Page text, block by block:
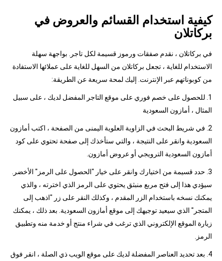
كيفية استخدام القسائم والعروض في
بركاتلان
في بركاتلان ، نقدم صفقات ورموز قسيمة لكل تاجر. بواجهة سهلة
الاستخدام للغاية ، تجعل بركاتلان من السهل للغاية على عملائها الاستفادة
من كوبوناتهم عبر الإنترنت. إليك لمحة سريعة عن الطريقة:
1. للحصول على خصم فوري على موقع التاجر المفضل لديك ، على سبيل
المثال ، أمازون السعودية
2. في شريط البحث في الزاوية العلوية اليمنى من الصفحة ، اكتب أمازون
السعودية وانقر على النتيجة ، والتي ستأخذك إلى صفحة تحتوي على كود
أمازون السعودية الترويجي أو عروض أمازون.
3. حدد قسيمة من اختيارك وانقر على خيار "الحصول على الرمز" الأخضر.
سيؤدي هذا إلى فتح مربع منبثق يحتوي على الرمز الذي اخترته ، والذي
يمكنك نسخه باستخدام الزر المقدم ، وكذلك النقر على زر "اذهب إلى
المتجر" الذي سيعيد توجيهك إلى موقع أمازون السعودية. بعد ذلك ، يمكنك
زيارة الموقع الإلكتروني الذي ترغب في شراء منتج أو خدمة منه وتطبيق
الرمز.
4. بعد تحديد العناصر المفضلة لديك على موقع الويب ذي الصلة ، انقر فوق